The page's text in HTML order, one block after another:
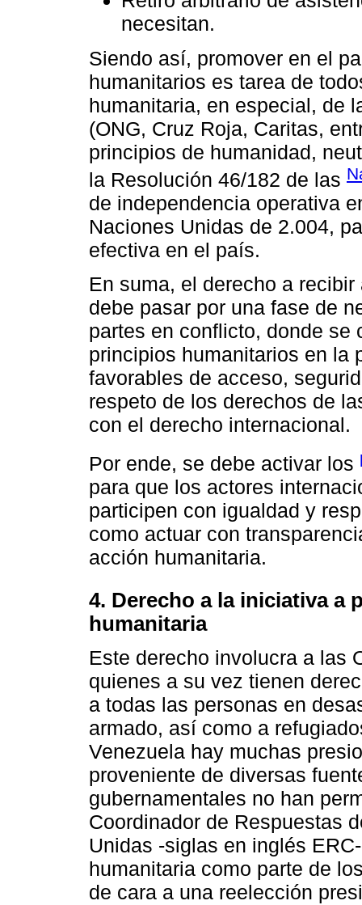
necesitan.
Siendo así, promover en el
humanitarios es tarea de
humanitaria, en especial, de
(ONG, Cruz Roja, Caritas,
principios de humanidad,
la Resolución 46/182 de las
de independencia operativa
Naciones Unidas de 2.004,
efectiva en el país.
En suma, el derecho a
debe pasar por una fase de
partes en conflicto, donde
principios humanitarios en la
favorables de acceso,
respeto de los derechos de
con el derecho internacional.
Por ende, se debe activar los
para que los actores
participen con igualdad y
como actuar con
acción humanitaria.
4. Derecho a la iniciativa a
humanitaria
Este derecho involucra a las
quienes a su vez tienen
a todas las personas en
armado, así como a
Venezuela hay muchas
proveniente de diversas
gubernamentales no han
Coordinador de Respuestas
Unidas -siglas en inglés
humanitaria como parte de
de cara a una reelección